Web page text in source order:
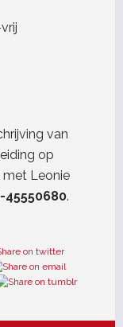
van
op
Leonie
45550680.